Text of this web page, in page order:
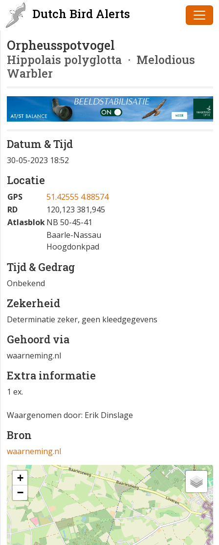
Dutch Bird Alerts
Orpheusspotvogel
Hippolais polyglotta · Melodious
Warbler
Datum & Tijd
30-05-2023 18:52
Locatie
GPS
51.42555 4.88574
RD
120,123 381,945
AtlasblokNB 50-45-41
Baarle-Nassau
Hoogdonkpad
Tijd & Gedrag
Onbekend
Zekerheid
Determinatie zeker, geen kleedgegevens
Gehoord via
waarneming.nl
Extra informatie
1 ex.
Waargenomen door: Erik Dinslage
Bron
waarneming.nl
+
−